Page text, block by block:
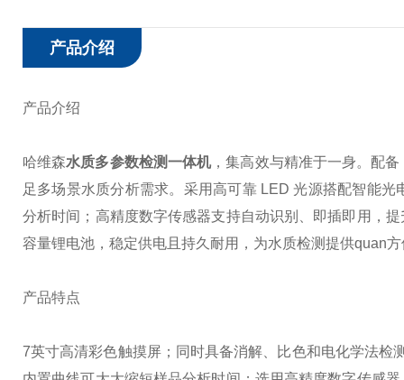
产品介绍
产品介绍
哈维森水质多参数检测一体机，集高效与精准于一身。配
足多场景水质分析需求。采用高可靠 LED 光源搭配智能
分析时间；高精度数字传感器支持自动识别、即插即用，
容量锂电池，稳定供电且持久耐用，为水质检测提供quan
产品特点
7英寸高清彩色触摸屏； 同时具备消解、比色和电化学法检